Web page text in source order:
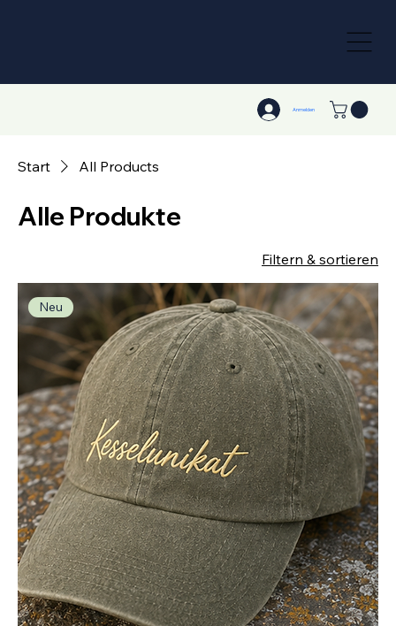
Anmelden
Start All Products
Alle Produkte
Filtern & sortieren
Neu